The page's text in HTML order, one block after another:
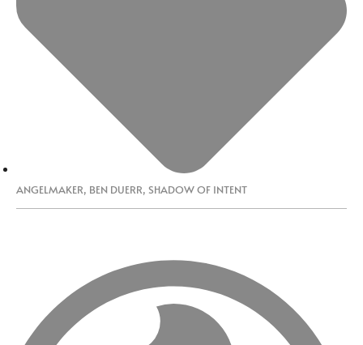
ANGELMAKER, BEN DUERR, SHADOW OF INTENT